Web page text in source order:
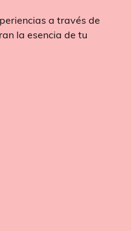
a través de
la esencia de tu